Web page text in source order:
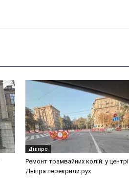
Дніпро
Ремонт трамвайних колій: у центрі
Дніпра перекрили рух